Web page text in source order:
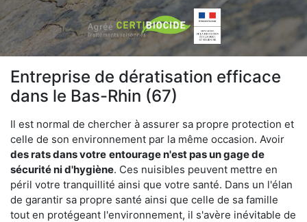
Entreprise de dératisation efficace
dans le Bas-Rhin (67)
Il est normal de chercher à assurer sa propre protection et
celle de son environnement par la même occasion. Avoir
des rats dans votre entourage n'est pas un gage de
sécurité ni d'hygiène. Ces nuisibles peuvent mettre en
péril votre tranquillité ainsi que votre santé. Dans un l'élan
de garantir sa propre santé ainsi que celle de sa famille
tout en protégeant l'environnement, il s'avère inévitable de